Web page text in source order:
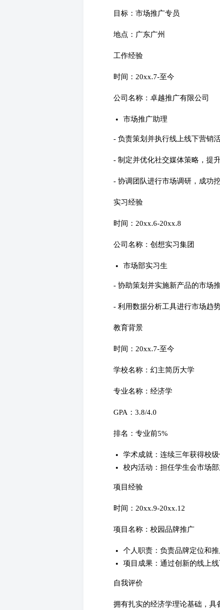
目标：市场推广专员
地点：广东广州
工作经验
时间：20xx.7-至今
公司名称：卓越推广有限公司
市场推广助理
- 负责策划并执行线上线下营销
- 制定并优化社交媒体策略，提
- 协调团队进行市场调研，成功
实习经验
时间：20xx.6-20xx.8
公司名称：创想实习集团
市场部实习生
- 协助策划并实施新产品的市场
- 利用数据分析工具进行市场趋
教育背景
时间：20xx.7-至今
学校名称：幻主简历大学
专业名称：经济学
GPA：3.8/4.0
排名：专业前5%
学术成就：连续三年获得校
校内活动：担任学生会市场
项目经验
时间：20xx.9-20xx.12
项目名称：校园品牌推广
个人职责：负责品牌定位和
项目成果：通过创新的线上
自我评价
拥有扎实的经济学理论基础，